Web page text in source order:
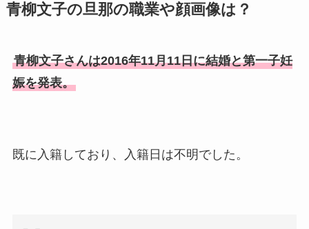
申真衣の旦那・工藤けんの現
子供も調査！
顔画像！元嫁との離婚理由や
青柳文子の旦那の職業や顔画像は？
青柳文子さんは2016年11月11日に結婚と第一子妊
娠を発表。
既に入籍しており、入籍日は不明でした。